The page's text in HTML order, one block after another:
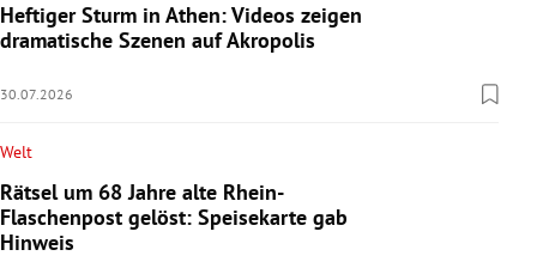
Heftiger Sturm in Athen: Videos zeigen
dramatische Szenen auf Akropolis
30.07.2026
Welt
Rätsel um 68 Jahre alte Rhein-
Flaschenpost gelöst: Speisekarte gab
Hinweis